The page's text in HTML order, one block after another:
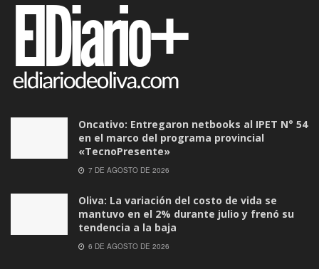
Oncativo: Entregaron netbooks al IPET N° 54
en el marco del programa provincial
«TecnoPresente»
7 DE AGOSTO DE 2026
Oliva: La variación del costo de vida se
mantuvo en el 2% durante julio y frenó su
tendencia a la baja
6 DE AGOSTO DE 2026